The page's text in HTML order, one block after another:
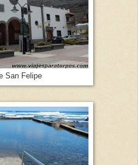
San Felipe